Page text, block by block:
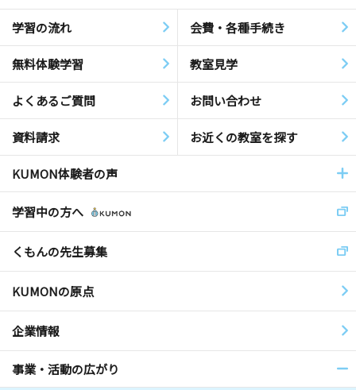
学習の流れ 会費・各種手続き
無料体験学習 教室見学
よくあるご質問 お問い合わせ
資料請求 お近くの教室を探す
KUMON体験者の声
学習中の方へ
くもんの先生募集
KUMONの原点
企業情報
事業・活動の広がり